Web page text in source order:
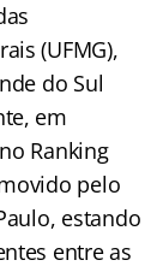
(UFMG),
do Sul
em
Ranking
pelo
estando
entre as